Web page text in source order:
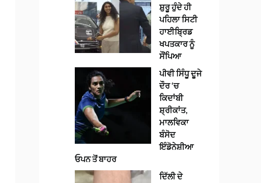
ਸ਼ੁਰੂ ਹੁੰਦੇ ਹੀ
ਪਹਿਲਾ ਸਿਟੀ
ਹਾਈਬ੍ਰਿਡ
ਖਪਤਕਾਰ ਨੂੰ
ਸੌਂਪਿਆ
ਪੀਵੀ ਸਿੰਧੂ ਦੂਜੇ
ਦੌਰ ‘ਚ
ਕਿਦਾਂਬੀ
ਸ਼੍ਰੀਕਾਂਤ,
ਮਾਲਵਿਕਾ
ਬੰਸੋਦ
ਇੰਡੋਨੇਸ਼ੀਆ
ਓਪਨ ਤੋਂ ਬਾਹਰ
ਦਿੱਲੀ ਦੇ